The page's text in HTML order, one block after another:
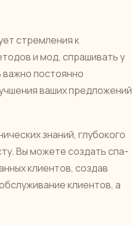
стремления к
и мод, спрашивать у
постоянно
ваших предложений
знаний, глубокого
Вы можете создать спа-
клиентов, создав
клиентов, а